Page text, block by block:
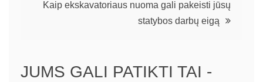
Kaip ekskavatoriaus nuoma gali pakeisti jūsų
statybos darbų eigą
JUMS GALI PATIKTI TAI -